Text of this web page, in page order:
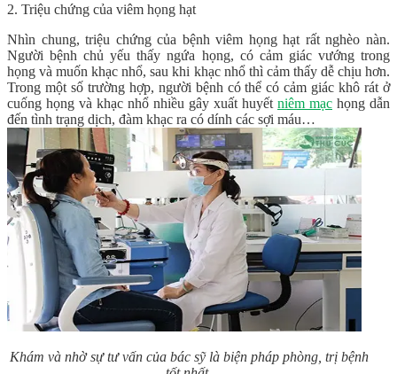
2. Triệu chứng của viêm họng hạt
Nhìn chung, triệu chứng của bệnh viêm họng hạt rất nghèo nàn.
Người bệnh chủ yếu thấy ngứa họng, có cảm giác vướng trong
họng và muốn khạc nhổ, sau khi khạc nhổ thì cảm thấy dễ chịu hơn.
Trong một số trường hợp, người bệnh có thể có cảm giác khô rát ở
cuống họng và khạc nhổ nhiều gây xuất huyết niêm mạc họng dẫn
đến tình trạng dịch, đàm khạc ra có dính các sợi máu…
Khám và nhờ sự tư vấn của bác sỹ là biện pháp phòng, trị bệnh